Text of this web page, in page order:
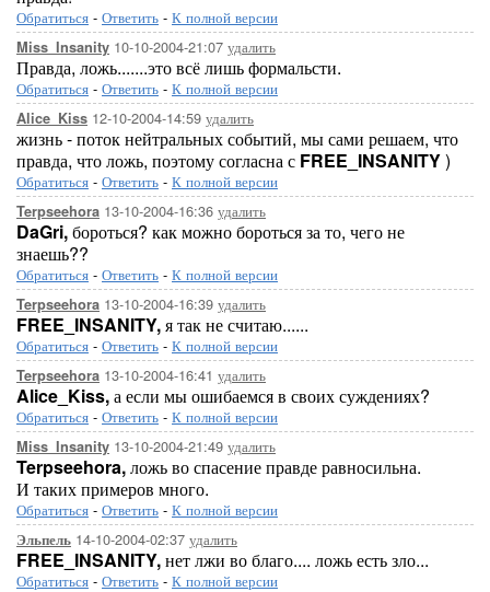
Обратиться - Ответить - К полной версии
Miss_Insanity 10-10-2004-21:07 удалить
Правда, ложь.......это всё лишь формальсти.
Обратиться - Ответить - К полной версии
Alice_Kiss 12-10-2004-14:59 удалить
жизнь - поток нейтральных событий, мы сами решаем, что
правда, что ложь, поэтому согласна с FREE_INSANITY)
Обратиться - Ответить - К полной версии
Terpseehora 13-10-2004-16:36 удалить
DaGri,бороться? как можно бороться за то, чего не
знаешь??
Обратиться - Ответить - К полной версии
Terpseehora 13-10-2004-16:39 удалить
FREE_INSANITY,я так не считаю......
Обратиться - Ответить - К полной версии
Terpseehora 13-10-2004-16:41 удалить
Alice_Kiss,а если мы ошибаемся в своих суждениях?
Обратиться - Ответить - К полной версии
Miss_Insanity 13-10-2004-21:49 удалить
Terpseehora,ложь во спасение правде равносильна.
И таких примеров много.
Обратиться - Ответить - К полной версии
Эльпель 14-10-2004-02:37 удалить
FREE_INSANITY,нет лжи во благо.... ложь есть зло...
Обратиться - Ответить - К полной версии